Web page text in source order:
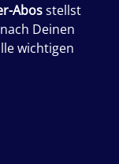
Abosstellst
Deinen
wichtigen